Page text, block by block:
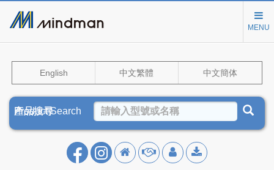
MENU
English 中文繁體 中文簡体
Product Search
產品搜尋
产品搜寻